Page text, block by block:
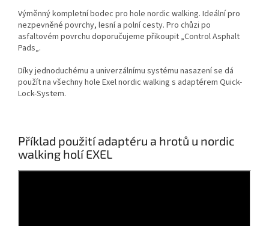
Výměnný kompletní bodec pro hole nordic walking. Ideální pro
nezpevněné povrchy, lesní a polní cesty. Pro chůzi po
asfaltovém povrchu doporučujeme přikoupit „Control Asphalt
Pads„.
Díky jednoduchému a univerzálnímu systému nasazení se dá
použít na všechny hole Exel nordic walking s adaptérem Quick-
Lock-System.
Příklad použití adaptéru a hrotů u nordic
walking holí EXEL